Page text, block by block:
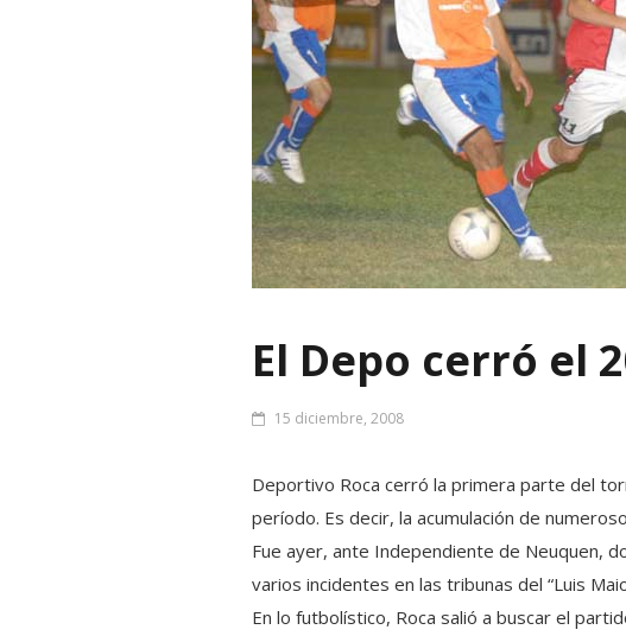
El Depo cerró el
15 diciembre, 2008
Deportivo Roca cerró la primera parte del
período. Es decir, la acumulación de
Fue ayer, ante Independiente de Neuquen,
varios incidentes en las tribunas del “Luis
En lo futbolístico, Roca salió a buscar el